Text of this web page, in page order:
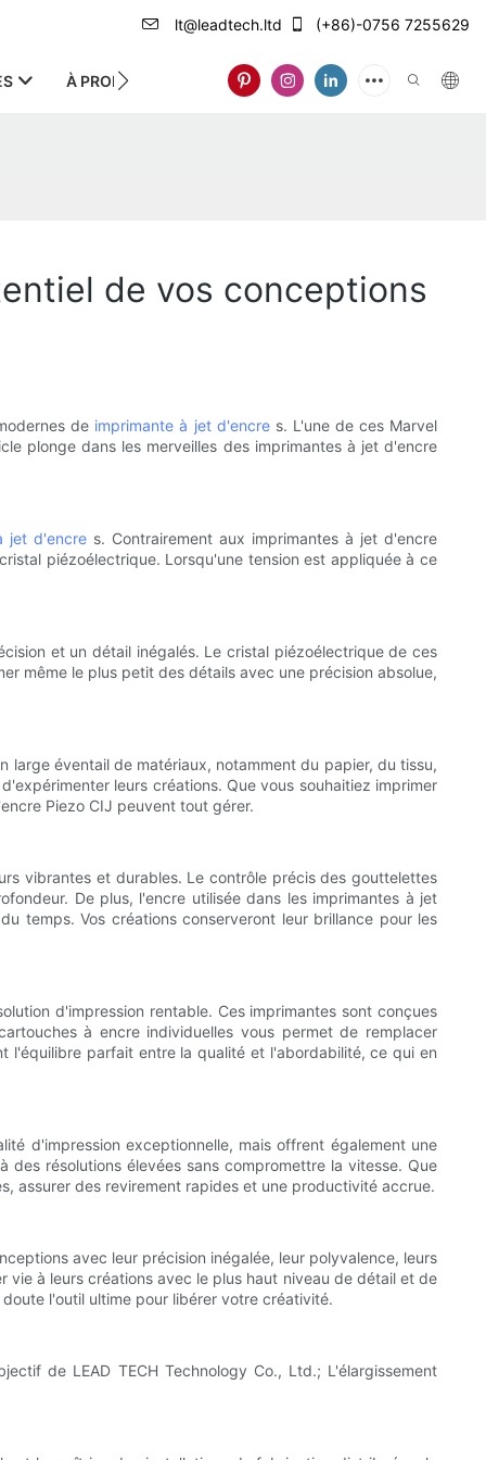
lt@leadtech.ltd (+86)-0756 7255629
À PROPOS DE NOUS
de vos conceptions
de imprimante à jet d'encre s. L'une de ces Marvel
plonge dans les merveilles des imprimantes à jet d'encre
jet d'encre s. Contrairement aux imprimantes à jet d'encre
piézoélectrique. Lorsqu'une tension est appliquée à ce
et un détail inégalés. Le cristal piézoélectrique de ces
même le plus petit des détails avec une précision absolue,
large éventail de matériaux, notamment du papier, du tissu,
leurs créations. Que vous souhaitiez imprimer
Piezo CIJ peuvent tout gérer.
vibrantes et durables. Le contrôle précis des gouttelettes
De plus, l'encre utilisée dans les imprimantes à jet
temps. Vos créations conserveront leur brillance pour les
d'impression rentable. Ces imprimantes sont conçues
à encre individuelles vous permet de remplacer
l'équilibre parfait entre la qualité et l'abordabilité, ce qui en
d'impression exceptionnelle, mais offrent également une
résolutions élevées sans compromettre la vitesse. Que
assurer des revirement rapides et une productivité accrue.
avec leur précision inégalée, leur polyvalence, leurs
à leurs créations avec le plus haut niveau de détail et de
l'outil ultime pour libérer votre créativité.
de LEAD TECH Technology Co., Ltd.; L'élargissement